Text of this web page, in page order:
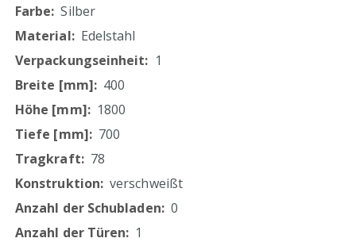
Tragkraft 70 kg/m2
mittlerer Schrankboden nicht höhenverstellbar, H.
60 mm
ressourcenschonende Produktion durch Verzicht
auf Folierung
Mehr
Informationen
Silber
Edelstahl
1
400
1800
700
78
verschweißt
0
1